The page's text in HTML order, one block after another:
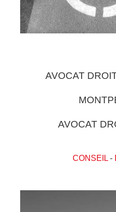
AVOCAT
AVOCAT
CONSEIL-